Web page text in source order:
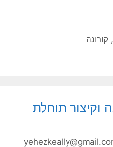
, קורונה
וקיצור תוחלת